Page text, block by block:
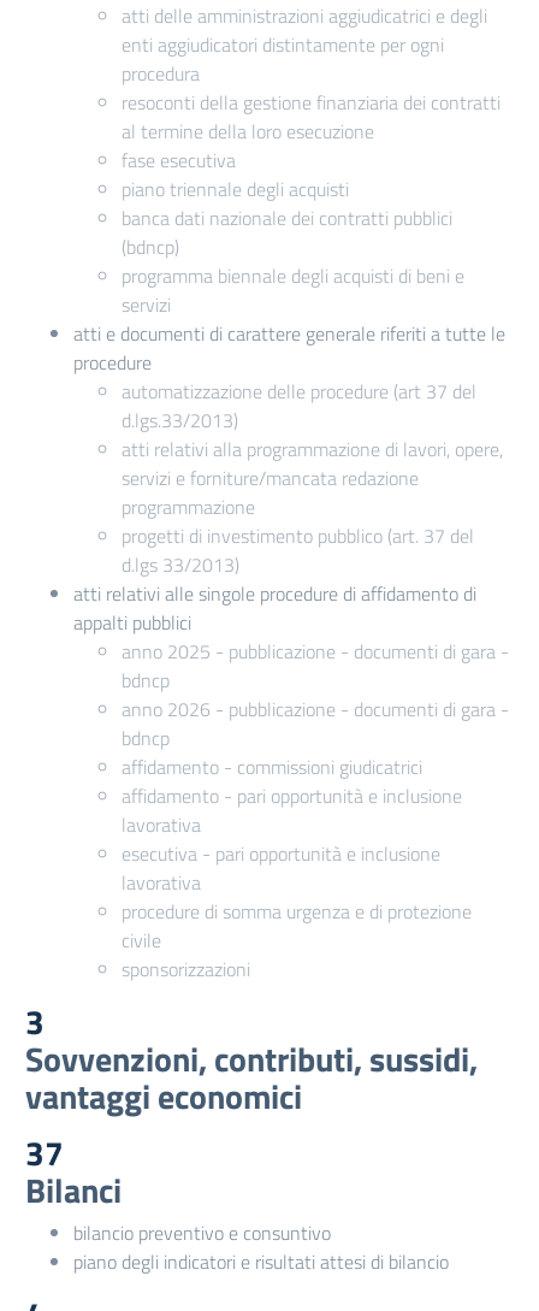
atti delle amministrazioni aggiudicatrici e degli
enti aggiudicatori distintamente per ogni
procedura
resoconti della gestione finanziaria dei contratti
al termine della loro esecuzione
fase esecutiva
piano triennale degli acquisti
banca dati nazionale dei contratti pubblici
(bdncp)
programma biennale degli acquisti di beni e
servizi
atti e documenti di carattere generale riferiti a tutte le
procedure
automatizzazione delle procedure (art 37 del
d.lgs.33/2013)
atti relativi alla programmazione di lavori, opere,
servizi e forniture/mancata redazione
programmazione
progetti di investimento pubblico (art. 37 del
d.lgs 33/2013)
atti relativi alle singole procedure di affidamento di
appalti pubblici
anno 2025 - pubblicazione - documenti di gara -
bdncp
anno 2026 - pubblicazione - documenti di gara -
bdncp
affidamento - commissioni giudicatrici
affidamento - pari opportunità e inclusione
lavorativa
esecutiva - pari opportunità e inclusione
lavorativa
procedure di somma urgenza e di protezione
civile
sponsorizzazioni
3
Sovvenzioni, contributi, sussidi,
vantaggi economici
37
Bilanci
bilancio preventivo e consuntivo
piano degli indicatori e risultati attesi di bilancio